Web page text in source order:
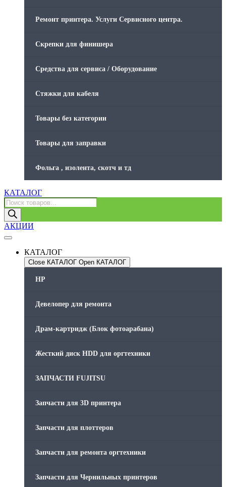
Ремонт принтера. Услуги Сервисного центра.
Скрепки для финишера
Средства для сервиса / Оборудование
Стяжки для кабеля
Товары без категории
Товары для заправки
Фольга , изолента, скотч и тд
КАТАЛОГ
Поиск
товаров
АКЦИИ
КАТАЛОГ
Close КАТАЛОГ Open КАТАЛОГ
HP
Девелопер для ремонта
Драм-картридж (Блок фотоарабана)
Жесткий диск HDD для оргтехники
ЗАПЧАСТИ FUJITSU
Запчасти для 3D принтера
Запчасти для плоттеров
Запчасти для ремонта оргтехники
Запчасти для Чернильных принтеров